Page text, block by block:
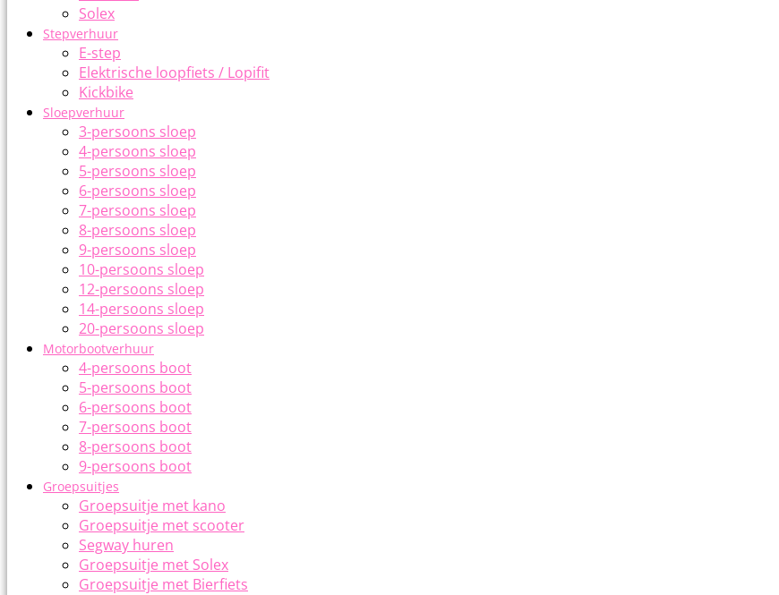
Solex
Stepverhuur
E-step
Elektrische loopfiets / Lopifit
Kickbike
Sloepverhuur
3-persoons sloep
4-persoons sloep
5-persoons sloep
6-persoons sloep
7-persoons sloep
8-persoons sloep
9-persoons sloep
10-persoons sloep
12-persoons sloep
14-persoons sloep
20-persoons sloep
Motorbootverhuur
4-persoons boot
5-persoons boot
6-persoons boot
7-persoons boot
8-persoons boot
9-persoons boot
Groepsuitjes
Groepsuitje met kano
Groepsuitje met scooter
Segway huren
Groepsuitje met Solex
Groepsuitje met Bierfiets